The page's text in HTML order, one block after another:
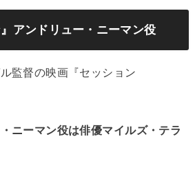
アンドリュー・ニーマン役
監督の映画『セッション
ニーマン役は俳優マイルズ・テラ